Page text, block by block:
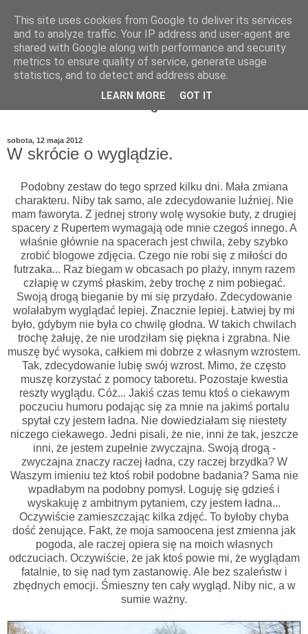
sobota, 12 maja 2012
W skrócie o wyglądzie.
Podobny zestaw do tego sprzed kilku dni. Mała zmiana
charakteru. Niby tak samo, ale zdecydowanie luźniej. Nie
mam faworyta. Z jednej strony wolę wysokie buty, z drugiej
spacery z Rupertem wymagają ode mnie czegoś innego. A
właśnie głównie na spacerach jest chwila, żeby szybko
zrobić blogowe zdjęcia. Czego nie robi się z miłości do
futrzaka... Raz biegam w obcasach po plaży, innym razem
człapię w czymś płaskim, żeby trochę z nim pobiegać.
Swoją drogą bieganie by mi się przydało. Zdecydowanie
wolałabym wyglądać lepiej. Znacznie lepiej. Łatwiej by mi
było, gdybym nie była co chwilę głodna. W takich chwilach
trochę żałuję, że nie urodziłam się piękna i zgrabna. Nie
muszę być wysoka, całkiem mi dobrze z własnym wzrostem.
Tak, zdecydowanie lubię swój wzrost. Mimo, że często
muszę korzystać z pomocy taboretu. Pozostaje kwestia
reszty wyglądu. Cóż... Jakiś czas temu ktoś o ciekawym
poczuciu humoru podając się za mnie na jakimś portalu
spytał czy jestem ładna. Nie dowiedziałam się niestety
niczego ciekawego. Jedni pisali, że nie, inni że tak, jeszcze
inni, że jestem zupełnie zwyczajna. Swoją drogą -
zwyczajna znaczy raczej ładna, czy raczej brzydka? W
Waszym imieniu też ktoś robił podobne badania? Sama nie
wpadłabym na podobny pomysł. Loguję się gdzieś i
wyskakuję z ambitnym pytaniem, czy jestem ładna...
Oczywiście zamieszczając kilka zdjęć. To byłoby chyba
dość żenujące. Fakt, że moja samoocena jest zmienna jak
pogoda, ale raczej opiera się na moich własnych
odczuciach. Oczywiście, że jak ktoś powie mi, że wyglądam
fatalnie, to się nad tym zastanowię. Ale bez szaleństw i
zbędnych emocji. Śmieszny ten cały wygląd. Niby nic, a w
sumie ważny.
This site uses cookies from Google to deliver its services
and to analyze traffic. Your IP address and user-agent are
shared with Google along with performance and security
metrics to ensure quality of service, generate usage
statistics, and to detect and address abuse.
LEARN MORE GOT IT